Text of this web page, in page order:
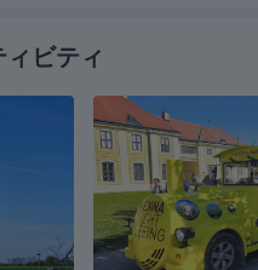
ビティ